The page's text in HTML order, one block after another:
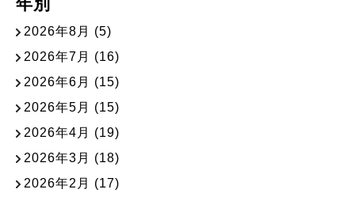
2026年8月 (5)
2026年7月 (16)
2026年6月 (15)
2026年5月 (15)
2026年4月 (19)
2026年3月 (18)
2026年2月 (17)